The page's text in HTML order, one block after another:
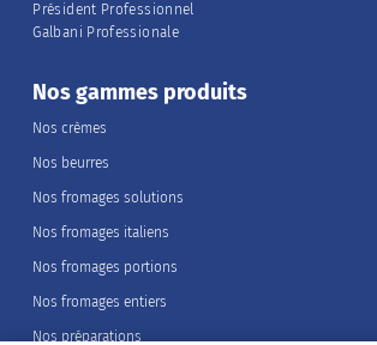
Président Professionnel
Galbani Professionale
Nos gammes produits
Nos crèmes
Nos beurres
Nos fromages solutions
Nos fromages italiens
Nos fromages portions
Nos fromages entiers
Nos préparations